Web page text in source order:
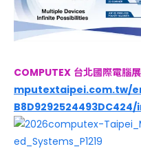
COMPUTEX 台北國際電腦
mputextaipei.com.tw/